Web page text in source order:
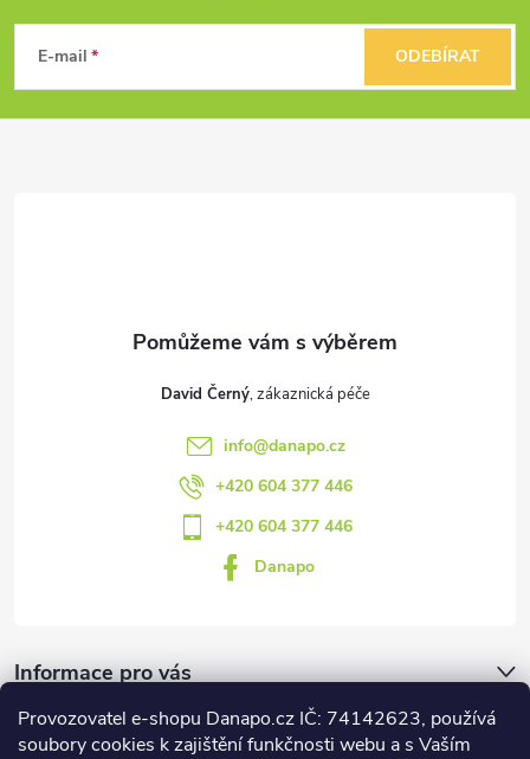
Provozovatel e-shopu Danapo.cz IČ: 74142623, používá
soubory cookies k zajištění funkčnosti webu a s Vaším
p
E-mail ODEBÍRAT
David Černý
info@danapo.cz
+420 604 377 446
+420 604 377 446
Danapo
Informace pro vás
Dotazník